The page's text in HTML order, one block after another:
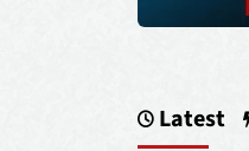
Latest